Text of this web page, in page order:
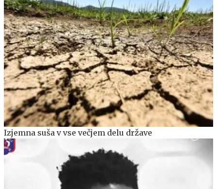
Izjemna suša v vse večjem delu države